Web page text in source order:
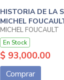
HISTORIA DE LA
MICHEL
MICHEL FOUCAULT
En Stock
$ 93,000.00
Comprar